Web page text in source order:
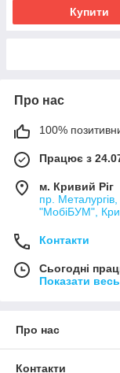
Купити
Про нас
100%
Працює з
м. Кривий Ріг
пр.
"МобіБУМ",
Контакти
Сьогодні
Показати
Про нас
Контакти